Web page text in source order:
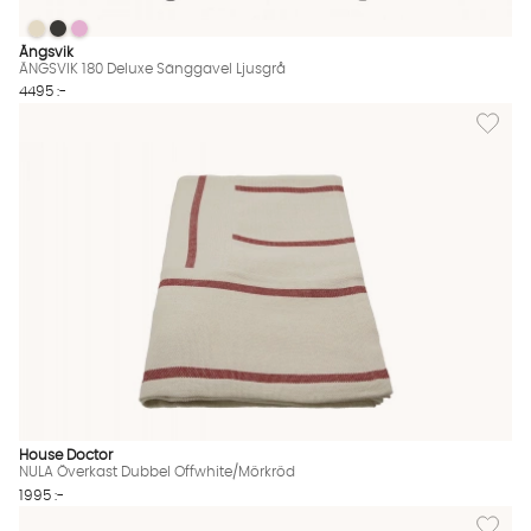
ÄNGSVIK 180 Deluxe Sänggavel Ljusgrå Finns även i dessa
ÄNGSVIK 180 Deluxe Sänggavel Ljusgrå
ÄNGSVIK 180 Deluxe Sänggavel Ljusgrå
ÄNGSVIK 180 Deluxe Sänggavel Ljusgrå
Ängsvik
ÄNGSVIK 180 Deluxe Sänggavel Ljusgrå
4495 :-
Lägg
House Doctor
NULA Överkast Dubbel Offwhite/Mörkröd
1995 :-
Lägg